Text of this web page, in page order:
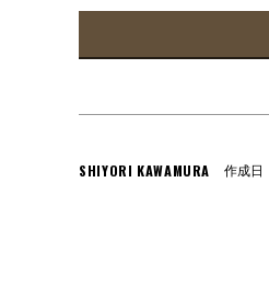
SHIYORI KAWAMURA 作成日